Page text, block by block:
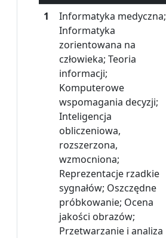
1
Informatyka medyczna;
Informatyka
zorientowana na
człowieka; Teoria
informacji;
Komputerowe
wspomagania decyzji;
Inteligencja
obliczeniowa,
rozszerzona,
wzmocniona;
Reprezentacje rzadkie
sygnałów; Oszczędne
próbkowanie; Ocena
jakości obrazów;
Przetwarzanie i analiza